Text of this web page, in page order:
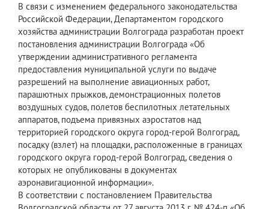
В связи с изменением федерального законодательства
Российской Федерации, Департаментом городского
хозяйства администрации Волгограда разработан проект
постановления администрации Волгограда «Об
утверждении административного регламента
предоставления муниципальной услуги по выдаче
разрешений на выполнение авиационных работ,
парашютных прыжков, демонстрационных полетов
воздушных судов, полетов беспилотных летательных
аппаратов, подъема привязных аэростатов над
территорией городского округа город-герой Волгоград,
посадку (взлет) на площадки, расположенные в границах
городского округа город-герой Волгоград, сведения о
которых не опубликованы в документах
аэронавигационной информации».
В соответствии с постановлением Правительства